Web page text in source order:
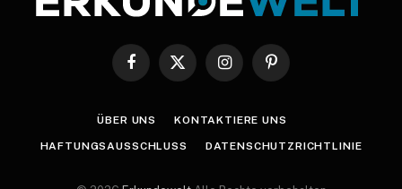
Facebook
X
InstagramPinterest
ÜBER UNS KONTAKTIERE UNS
HAFTUNGSAUSSCHLUSS DATENSCHUTZRICHTLINIE